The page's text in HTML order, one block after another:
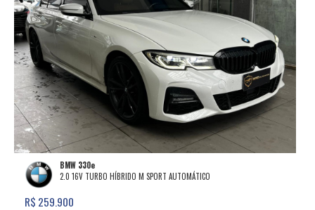
BMW 330e
2.0 16V TURBO HÍBRIDO M SPORT AUTOMÁTICO
R$ 259.900